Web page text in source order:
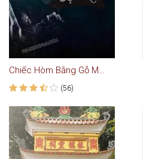
Chiếc Hòm Bằng Gỗ Mục
(56)